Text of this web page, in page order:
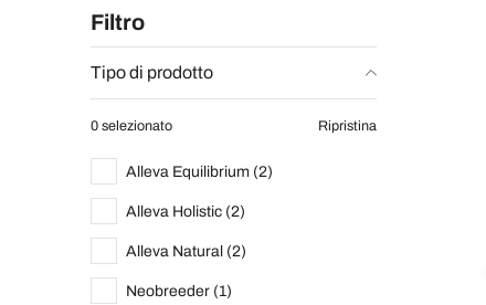
Filtro
Tipo di prodotto
0 selezionato Ripristina
Alleva Equilibrium (2)
Alleva Holistic (2)
Alleva Natural (2)
Neobreeder (1)